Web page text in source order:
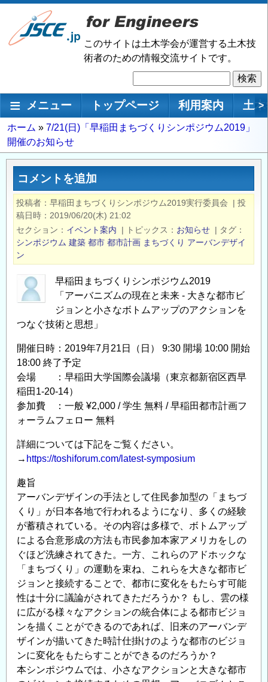
メ
ン
移
動
このサイトは土木学会が運営する土木技
術者のための情報交流サイトです。
索
メインナビゲーション
メニュー トップページ 利用案内 土 >
パ
ン
く
ホーム
7/21(日)「早稲田まちづくりシンポジウム2019」
開催のお知らせ
コメントを追加
投稿者 早稲田まちづくりシンポジウム2019実行委員会 | 投
稿日時
2019/06/20(木) 21:02
セクション
イベント案内 | トピックス お知らせ | タグ
シンポジウム 建築 都市 都市計画 まちづくり アーバンデザイ
ン
早稲田まちづくりシンポジウム2019
「アーバニズムの現在と未来 - 大きな都市ビ
ジョンと小さなボトムアップのアクションを
つなぐ技術と思想」
開催日時：2019年7月21日（日） 9:30 開場 10:00 開始
18:00 終了予定
会場 ：早稲田大学国際会議場（東京都新宿区西早
稲田1-20-14）
参加費 ：一般 ¥2,000 / 学生 無料 / 早稲田都市計画フ
ォーラムフェロー 無料
詳細については下記をご覧ください。
→ https://toshiforum.com/latest-symposium
趣旨
アーバンデザインの手法として住民参加型の「まちづ
くり」が日本各地で行われるようになり、多くの経験
が蓄積されている。その内容は多様で、ボトムアップ
による合意形成の方法も市民参加本家アメリカをしの
ぐほど洗練されてきた。一方、これらのアドホックな
「まちづくり」の運動を束ね、これらを大きな都市ビ
ジョンと接続することで、都市に変化をもたらす可能
性は十分に議論がされてきただろうか？ もし、雲の様
に広がる様々なアクションの統合体による都市ビジョ
ンを描くことができるのであれば、旧来のアーバンデ
ザインが描いてきた時計仕掛けのような都市のビジョ
ンに変化をもたらすことができるのだろうか？
本シンポジウムでは、小さなアクションと大きな都市